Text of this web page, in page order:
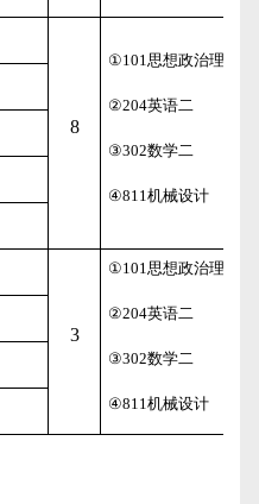
8
①101 思想政治理论
②204英语二
③302数学二
④811 机械设计
3
①101 思想政治理论
②204英语二
③302数学二
④811 机械设计